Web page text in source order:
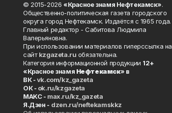
© 2015-2026 «Красное знамя Нефтекамск».
Общественно-политическая газета городского
округа город Нефтекамск. Издаётся с 1965 года.
Главный редактор - Сабитова Людмила
Валерьяновна.
При использовании материалов гиперссылка на
сайтkzgazeta.ru обязательна.
Категория информационной продукции 12+
«Красное знамя Нефтекамск» в
ВК -vk.com/kz_gazeta
ОК - ok.ru/kzgazeta
MAKC - max.ru/kz_gazeta
Я.Дзен - dzen.ru/neftekamskkz